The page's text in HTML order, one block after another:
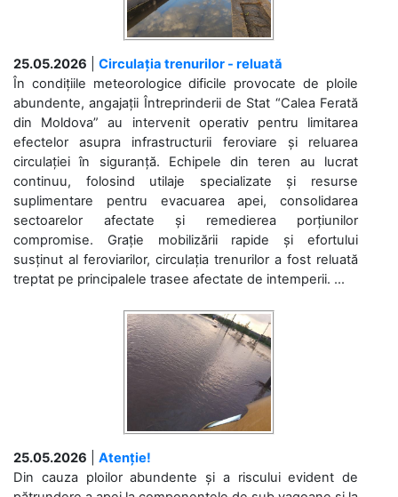
25.05.2026
Circulația trenurilor - reluată
În condițiile meteorologice dificile provocate de ploile
abundente, angajații Întreprinderii de Stat “Calea Ferată
din Moldova” au intervenit operativ pentru limitarea
efectelor asupra infrastructurii feroviare și reluarea
circulației în siguranță. Echipele din teren au lucrat
continuu, folosind utilaje specializate și resurse
suplimentare pentru evacuarea apei, consolidarea
sectoarelor afectate și remedierea porțiunilor
compromise. Grație mobilizării rapide și efortului
susținut al feroviarilor, circulația trenurilor a fost reluată
treptat pe principalele trasee afectate de intemperii. ...
25.05.2026
Atenție!
Din cauza ploilor abundente și a riscului evident de